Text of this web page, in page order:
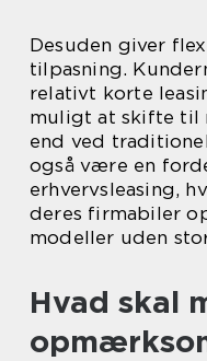
Desuden giver
tilpasning.
relativt korte
muligt at skifte til
end ved
også være en
erhvervsleasing,
deres firmabiler
modeller uden
Hvad skal